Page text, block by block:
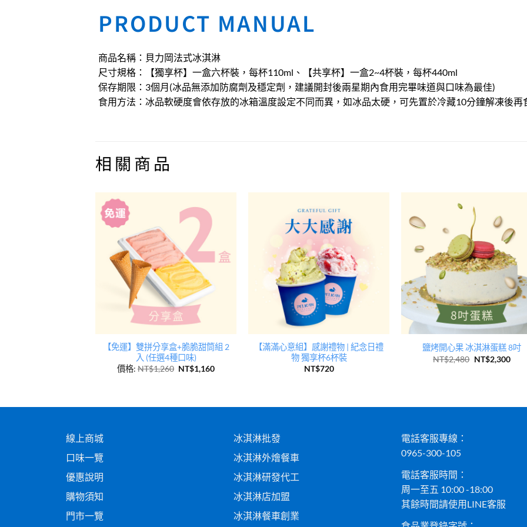
PRODUCT MANUAL
商品名稱：貝力岡法式冰淇淋
尺寸規格：【獨享杯】一盒六杯裝，每杯110ml、【共享杯】一盒2~4杯裝，每杯440ml
保存期限：3個月(冰品無添加防腐劑及穩定劑，建議開封後兩星期內食用完畢味道與口味為最佳)
食用方法：冰品軟硬度會依存放的冰箱溫度設定不同而異，如冰品太硬，可先置於冷藏10分鐘解凍後再
相關商品
【免運】雙拼分享盒+脆脆甜筒組 2
入 (任選4種口味)
價格: NT$1,260 NT$1,160
【滿滿心意組】感謝禮物 | 紀念日禮
物 獨享杯6杯裝
NT$720
鹽烤開心果 冰淇淋蛋糕 8吋
NT$2,480 NT$2,300
線上商城
口味一覽
優惠說明
購物須知
門市一覽
冰淇淋批發
冰淇淋外燴餐車
冰淇淋研發代工
冰淇淋店加盟
冰淇淋餐車創業
電話客服專線：
0965-300-105
電話客服時間：
周一至五 10:00 -18:00
其餘時間請使用LINE客服